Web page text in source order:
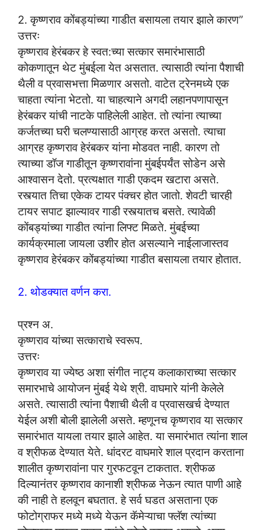
2. कृष्णराव कोंबड्यांच्या गाडीत बसायला तयार झाले कारण”
उत्तरः
कृष्णराव हेरंबकर हे स्वत:च्या सत्कार समारंभासाठी
कोकणातून थेट मुंबईला येत असतात. त्यासाठी त्यांना पैशाची
थैली व प्रवासभत्ता मिळणार असतो. वाटेत ट्रेनमध्ये एक
चाहता त्यांना भेटतो. या चाहत्याने अगदी लहानपणापासून
हेरंबकर यांची नाटके पाहिलेली आहेत. तो त्यांना त्याच्या
कर्जतच्या घरी चलण्यासाठी आग्रह करत असतो. त्याचा
आग्रह कृष्णराव हेरंबकर यांना मोडवत नाही. कारण तो
त्याच्या डॉज गाडीतून कृष्णरावांना मुंबईपर्यंत सोडेन असे
आश्वासन देतो. प्रत्यक्षात गाडी एकदम खटारा असते.
रस्त्यात तिचा एकेक टायर पंक्चर होत जातो. शेवटी चारही
टायर सपाट झाल्यावर गाडी रस्त्यातच बसते. त्यावेळी
कोंबड्यांच्या गाडीत त्यांना लिफ्ट मिळते. मुंबईच्या
कार्यक्रमाला जायला उशीर होत असल्याने नाईलाजास्तव
कृष्णराव हेरंबकर कोंबड्यांच्या गाडीत बसायला तयार होतात.
2. थोडक्यात वर्णन करा.
प्रश्न अ.
कृष्णराव यांच्या सत्काराचे स्वरूप.
उत्तरः
कृष्णराव या ज्येष्ठ अशा संगीत नाट्य कलाकाराच्या सत्कार
समारभाचे आयोजन मुंबई येथे श्री. वाघमारे यांनी केलेले
असते. त्यासाठी त्यांना पैशाची थैली व प्रवासखर्च देण्यात
येईल अशी बोली झालेली असते. म्हणूनच कृष्णराव या सत्कार
समारंभात यायला तयार झाले आहेत. या समारंभात त्यांना शाल
व श्रीफळ देण्यात येते. धांदरट वाघमारे शाल प्रदान करताना
शालीत कृष्णरावांना पार गुरफटवून टाकतात. श्रीफळ
दिल्यानंतर कृष्णराव कानाशी श्रीफळ नेऊन त्यात पाणी आहे
की नाही ते हलवून बघतात. हे सर्व घडत असताना एक
फोटोग्राफर मध्ये मध्ये येऊन कॅमेऱ्याचा फ्लॅश त्यांच्या